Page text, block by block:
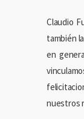
Claudio
también
en
nuestros